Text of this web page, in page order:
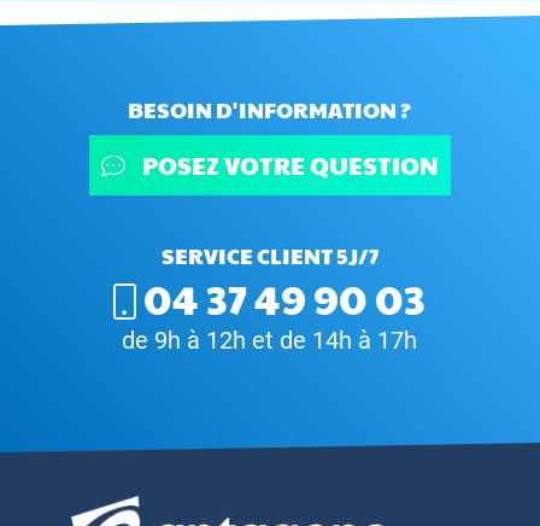
BESOIN D'INFORMATION ?
POSEZ VOTRE QUESTION
SERVICE CLIENT 5J/7
04 37 49 90 03
de 9h à 12h et de 14h à 17h